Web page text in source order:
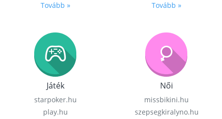
Tovább » Tovább »
Játék
starpoker.hu
play.hu
Női
missbikini.hu
szepsegkiralyno.hu